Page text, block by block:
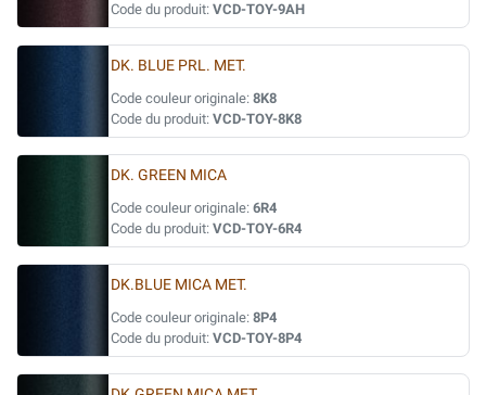
Code du produit: VCD-TOY-9AH
DK. BLUE PRL. MET.
Code couleur originale: 8K8
Code du produit: VCD-TOY-8K8
DK. GREEN MICA
Code couleur originale: 6R4
Code du produit: VCD-TOY-6R4
DK.BLUE MICA MET.
Code couleur originale: 8P4
Code du produit: VCD-TOY-8P4